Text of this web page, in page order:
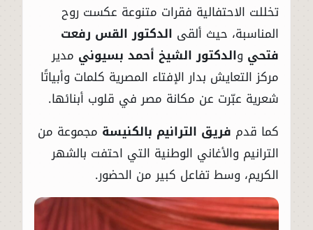
تخللت الاحتفالية فقرات متنوعة عكست روح
المناسبة، حيث ألقى الدكتور القس رفعت
فتحي والدكتور الشيخ أحمد بسيوني مدير
مركز التعايش بدار الإفتاء المصرية كلمات وأبياتًا
شعرية عبّرت عن مكانة مصر في قلوب أبنائها.
كما قدم فريق الترانيم بالكنيسة مجموعة من
الترانيم والأغاني الوطنية التي احتفت بالشهر
الكريم، وسط تفاعل كبير من الحضور.